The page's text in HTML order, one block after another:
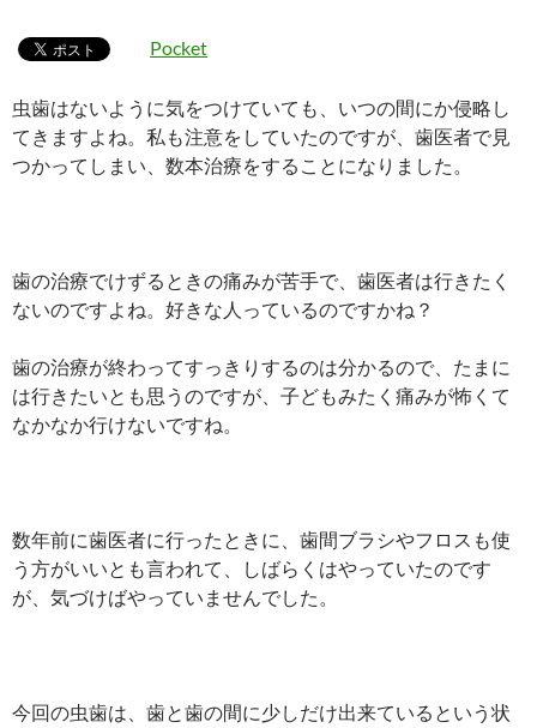
Pocket
虫歯はないように気をつけていても、いつの間にか侵略し
てきますよね。私も注意をしていたのですが、歯医者で見
つかってしまい、数本治療をすることになりました。
歯の治療でけずるときの痛みが苦手で、歯医者は行きたく
ないのですよね。好きな人っているのですかね？
歯の治療が終わってすっきりするのは分かるので、たまに
は行きたいとも思うのですが、子どもみたく痛みが怖くて
なかなか行けないですね。
数年前に歯医者に行ったときに、歯間ブラシやフロスも使
う方がいいとも言われて、しばらくはやっていたのです
が、気づけばやっていませんでした。
今回の虫歯は、歯と歯の間に少しだけ出来ているという状